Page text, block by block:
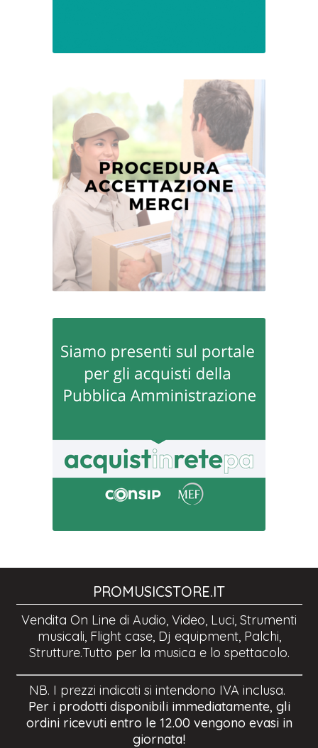
PROMUSICSTORE.IT
Vendita On Line di Audio, Video, Luci, Strumenti
musicali, Flight case, Dj equipment, Palchi,
Strutture.Tutto per la musica e lo spettacolo.
NB. I prezzi indicati si intendono IVA inclusa.
Per i prodotti disponibili immediatamente, gli
ordini ricevuti entro le 12.00 vengono evasi in
giornata!